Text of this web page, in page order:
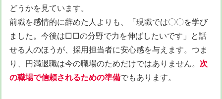
どうかを見ています。
前職を感情的に辞めた人よりも、「現職では〇〇を学び
ました。今後は□□の分野で力を伸ばしたいです」と話
せる人のほうが、採用担当者に安心感を与えます。つま
り、円満退職は今の職場のためだけではありません。 次
の職場で信頼されるための準備でもあります。